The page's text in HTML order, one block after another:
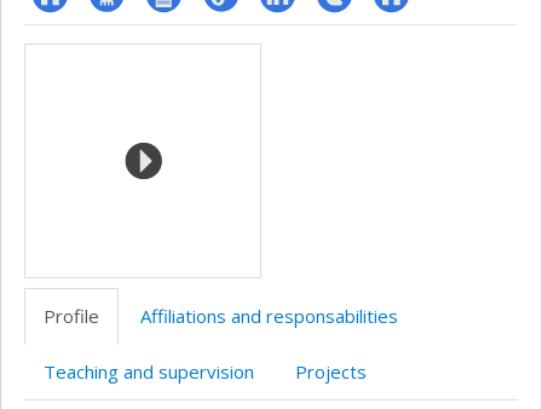
ResearchGate
Page CV BlogueLinkedInCompteAutre
Media
Profile Affiliations and responsabilities
Teaching and supervision Projects